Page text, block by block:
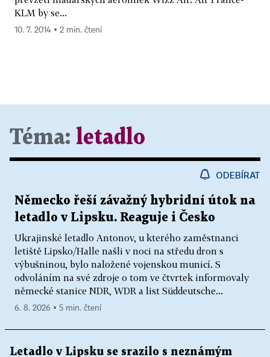
KLM by se...
10. 7. 2014 ▪ 2 min. čtení
Téma: letadlo
ODEBÍRAT
Německo řeší závažný hybridní útok na
letadlo v Lipsku. Reaguje i Česko
Ukrajinské letadlo Antonov, u kterého zaměstnanci
letiště Lipsko/Halle našli v noci na středu dron s
výbušninou, bylo naložené vojenskou municí. S
odvoláním na své zdroje o tom ve čtvrtek informovaly
německé stanice NDR, WDR a list Süddeutsche...
6. 8. 2026 ▪ 5 min. čtení
Letadlo v Lipsku se srazilo s neznámým